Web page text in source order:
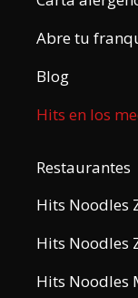
Abre tu
Blog
Hits en los
Restaurantes
Hits Noodles
Hits Noodles
Hits Noodles